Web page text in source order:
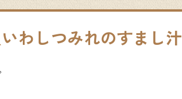
いわしつみれのすまし汁